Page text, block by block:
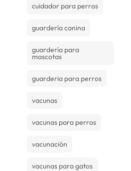
cuidador para perros
guardería canina
guardería para
mascotas
guarderia para perros
vacunas
vacunas para perros
vacunación
vacunas para gatos